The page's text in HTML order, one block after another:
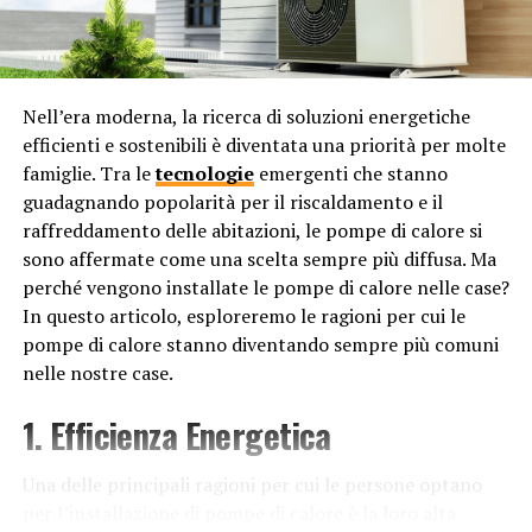
a. Estetica tradizionale:Una delle ragioni principali è
l’attaccamento alla tradizione e al design classico. I
britannica tradizionale, e molti preferiscono mantenere
questa estetica, specialmente in case più anziane o in
stili architettonici tradizionali.
b. Controllo della temperatura:Alcuni sostengono
che i rubinetti separati offrano un maggiore controllo
sulla temperatura dell’acqua. Con i due rubinetti
separati, è possibile regolare la temperatura dell’acqua
calda e fredda in modo più preciso rispetto a un
miscelatore.
c. Manutenzione e durata:Ci sono anche argomenti
riguardanti la manutenzione e la durata. Alcuni
Nell’era moderna, la ricerca di soluzioni energetiche
efficienti e sostenibili è diventata una priorità per molte
famiglie. Tra letecnologieemergenti che stanno
guadagnando popolarità per il riscaldamento e il
raffreddamento delle abitazioni, le pompe di calore si
sono affermate come una scelta sempre più diffusa. Ma
perché vengono installate le pompe di calore nelle case?
In questo articolo, esploreremo le ragioni per cui le
pompe di calore stanno diventando sempre più comuni
nelle nostre case.
1. Efficienza Energetica